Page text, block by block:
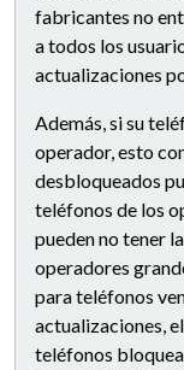
fabricantes no
a todos los
actualizaciones
Además, si su
operador, esto
desbloqueados
teléfonos de los
pueden no tener
operadores
para teléfonos
actualizaciones,
teléfonos